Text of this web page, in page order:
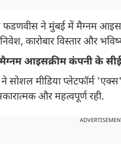
फडणवीस ने मुंबई में मैग्नम
निवेश, कारोबार विस्तार और
आइसक्रीम कंपनी के
सोशल मीडिया प्लेटफॉर्म
और महत्वपूर्ण रही.